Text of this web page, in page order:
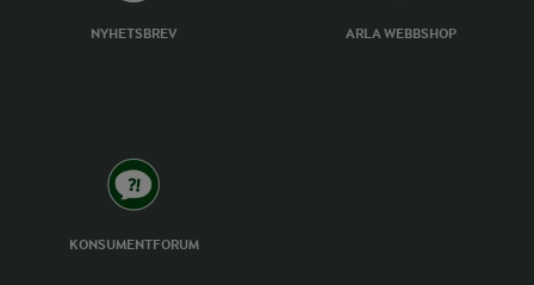
NYHETSBREV ARLA WEBBSHOP
KONSUMENTFORUM